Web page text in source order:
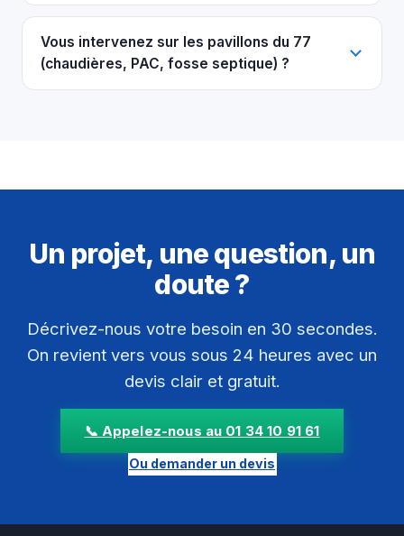
Vous intervenez sur les pavillons du 77
(chaudières, PAC, fosse septique) ?
Un projet, une question, un
doute ?
Décrivez-nous votre besoin en 30 secondes.
On revient vers vous sous 24 heures avec un
devis clair et gratuit.
📞 Appelez-nous au 01 34 10 91 61
Ou demander un devis